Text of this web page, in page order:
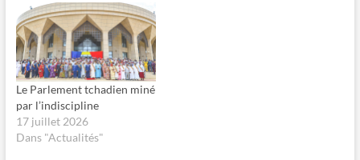
e
b
o
o
k
(
o
u
v
r
e
d
a
n
u
v
r
e
d
a
n
s
u
n
e
n
o
u
Le Parlement tchadien miné
par l’indiscipline
17 juillet 2026
Dans "Actualités"